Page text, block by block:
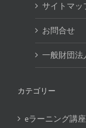
サイトマッ
お問合せ
一般財団法
カテゴリー
eラーニング講座